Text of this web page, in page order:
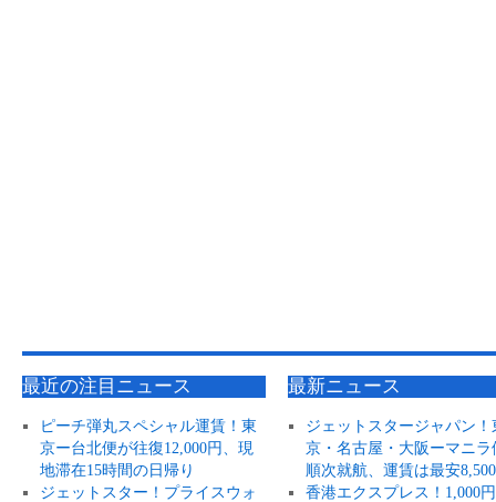
最近の注目ニュース
ピーチ弾丸スペシャル運賃！東
京ー台北便が往復12,000円、現
地滞在15時間の日帰り
ジェットスター！プライスウォ
最新ニュース
ジェットスタージャパン！
京・名古屋・大阪ーマニラ
順次就航、運賃は最安
香港エクスプレス！1,000